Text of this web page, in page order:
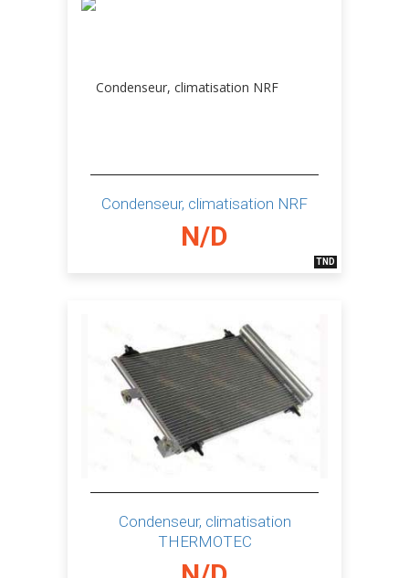
Condenseur, climatisation NRF
N/D
TND
Condenseur, climatisation
THERMOTEC